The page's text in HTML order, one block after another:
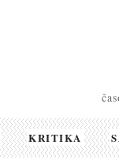
KRITIKA